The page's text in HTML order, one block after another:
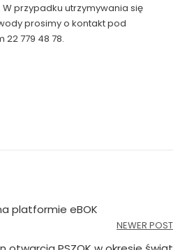
przypadku utrzymywania się
prosimy o kontakt pod
779 48 78.
platformie eBOK
NEWER POST